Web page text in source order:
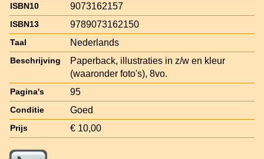
ISBN10 9073162157
ISBN13 9789073162150
Taal Nederlands
Beschrijving
Paperback, illustraties in z/w en kleur
(waaronder foto's), 8vo.
Pagina's 95
Conditie Goed
Prijs € 10,00